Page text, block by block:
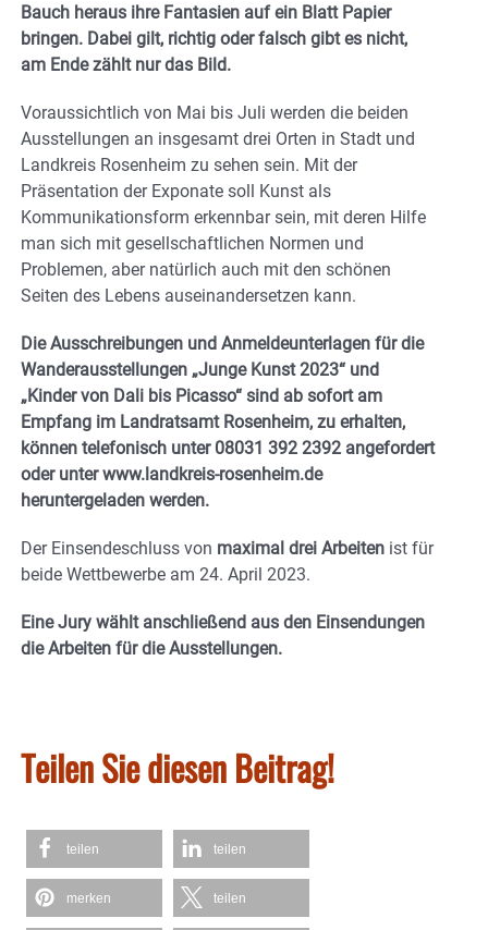
Bauch heraus ihre Fantasien auf ein Blatt Papier
bringen. Dabei gilt, richtig oder falsch gibt es nicht,
am Ende zählt nur das Bild.
Voraussichtlich von Mai bis Juli werden die beiden
Ausstellungen an insgesamt drei Orten in Stadt und
Landkreis Rosenheim zu sehen sein. Mit der
Präsentation der Exponate soll Kunst als
Kommunikationsform erkennbar sein, mit deren Hilfe
man sich mit gesellschaftlichen Normen und
Problemen, aber natürlich auch mit den schönen
Seiten des Lebens auseinandersetzen kann.
Die Ausschreibungen und Anmeldeunterlagen für die
Wanderausstellungen „Junge Kunst 2023“ und
„Kinder von Dali bis Picasso“ sind ab sofort am
Empfang im Landratsamt Rosenheim, zu erhalten,
können telefonisch unter 08031 392 2392 angefordert
oder unter www.landkreis-rosenheim.de
heruntergeladen werden.
Der Einsendeschluss von maximal drei Arbeiten ist für
beide Wettbewerbe am 24. April 2023.
Eine Jury wählt anschließend aus den Einsendungen
die Arbeiten für die Ausstellungen.
Teilen Sie diesen Beitrag!
teilen teilen
merken teilen